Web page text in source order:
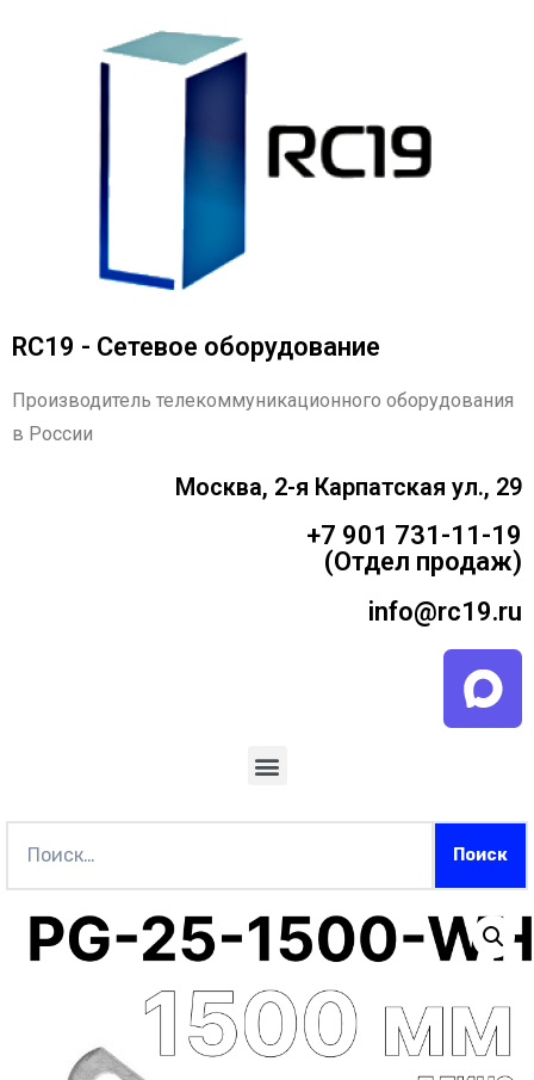
RC19 - Сетевое оборудование
Производитель телекоммуникационного оборудования
в России
Москва, 2-я Карпатская ул., 29
+7 901 731-11-19
(Отдел продаж)
info@rc19.ru